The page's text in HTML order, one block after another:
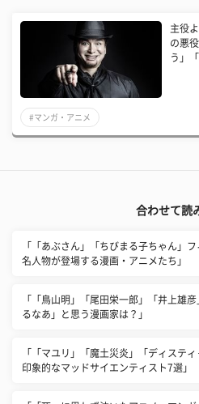
主役
の悪
う」
#マンガ・アニメ
合わせて読
「「あぶさん」「ちびまる子ちゃん」
名人物が登場する漫画・アニメたち」
「「鳥山明」「尾田栄一郎」「井上雄
るなあ」と思う漫画家は？」
「「マユリ」「魔土災炎」「ディステ
印象的なマッドサイエンティスト7選」